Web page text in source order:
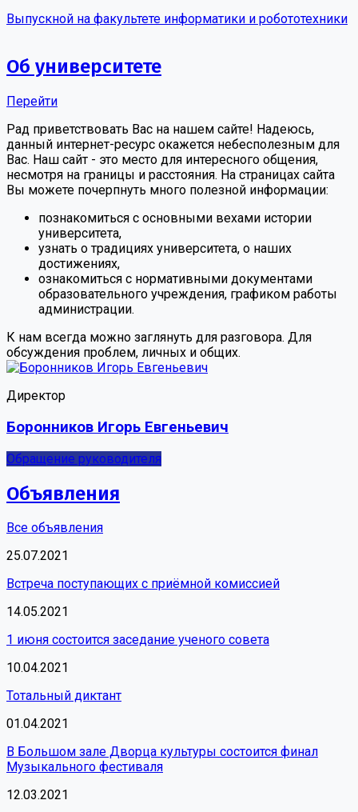
Выпускной на факультете информатики и робототехники
Об университете
Перейти
Рад приветствовать Вас на нашем сайте! Надеюсь,
данный интернет-ресурс окажется небесполезным для
Вас. Наш сайт - это место для интересного общения,
несмотря на границы и расстояния. На страницах сайта
Вы можете почерпнуть много полезной информации:
познакомиться с основными вехами истории
университета,
узнать о традициях университета, о наших
достижениях,
ознакомиться с нормативными документами
образовательного учреждения, графиком работы
администрации.
К нам всегда можно заглянуть для разговора. Для
обсуждения проблем, личных и общих.
Директор
Боронников Игорь Евгеньевич
Обращение руководителя
Объявления
Все объявления
25.07.2021
Встреча поступающих с приёмной комиссией
14.05.2021
1 июня состоится заседание ученого совета
10.04.2021
Тотальный диктант
01.04.2021
В Большом зале Дворца культуры состоится финал
Музыкального фестиваля
12.03.2021